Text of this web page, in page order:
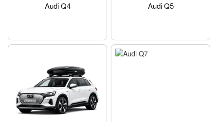
Audi Q4 Audi Q5